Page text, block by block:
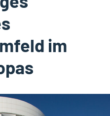
im